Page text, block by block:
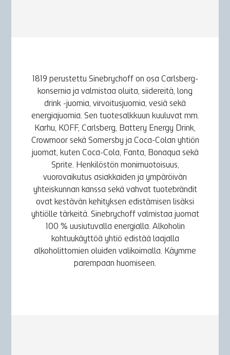
1819 perustettu Sinebrychoff on osa Carlsberg-
konsernia ja valmistaa oluita, siidereitä, long
drink -juomia, virvoitusjuomia, vesiä sekä
energiajuomia. Sen tuotesalkkuun kuuluvat mm.
Karhu, KOFF, Carlsberg, Battery Energy Drink,
Crowmoor sekä Somersby ja Coca-Colan yhtiön
juomat, kuten Coca-Cola, Fanta, Bonaqua sekä
Sprite. Henkilöstön monimuotoisuus,
vuorovaikutus asiakkaiden ja ympäröivän
yhteiskunnan kanssa sekä vahvat tuotebrändit
ovat kestävän kehityksen edistämisen lisäksi
yhtiölle tärkeitä. Sinebrychoff valmistaa juomat
100 % uusiutuvalla energialla. Alkoholin
kohtuukäyttöä yhtiö edistää laajalla
alkoholittomien oluiden valikoimalla. Käymme
parempaan huomiseen.